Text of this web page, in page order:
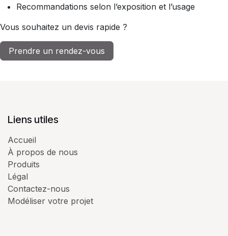
Recommandations selon l’exposition et l’usage
Vous souhaitez un devis rapide ?
Prendre un rendez-vous
Liens utiles
Accueil
À propos de nous
Produits
Légal
Contactez-nous
Modéliser votre projet